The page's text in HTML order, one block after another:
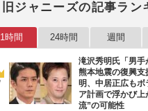
旧ジャニーズの記事ラン
1時間 24時間 週間
滝沢秀明氏「男手
熊本地震の復興支
明、中居正広もボ
ア計画で浮かび上
流”の可能性